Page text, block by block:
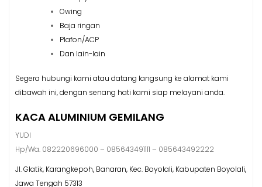
Owing
Baja ringan
Plafon/ACP
Dan lain-lain
Segera hubungi kami atau datang langsung ke alamat kami
dibawah ini, dengan senang hati kami siap melayani anda.
KACA ALUMINIUM GEMILANG
YUDI
Hp/Wa. 082220696000 – 085643491111 – 085643492222
Jl. Glatik, Karangkepoh, Banaran, Kec. Boyolali, Kabupaten Boyolali,
Jawa Tengah 57313